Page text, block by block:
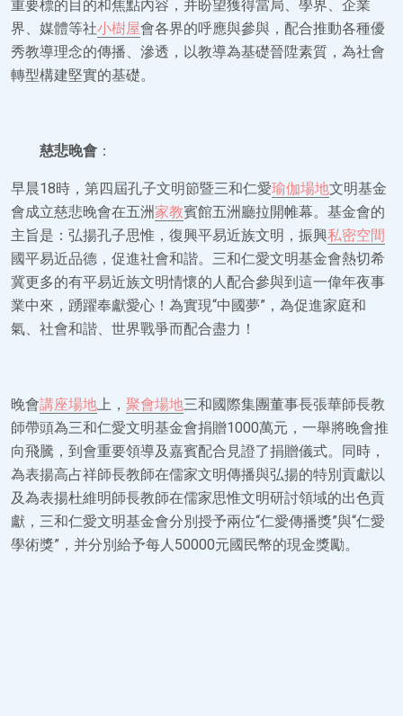
重要標的目的和焦點內容，并盼望獲得當局、學界、企業
界、媒體等社小樹屋會各界的呼應與參與，配合推動各種優
秀教導理念的傳播、滲透，以教導為基礎晉陞素質，為社會
轉型構建堅實的基礎。
慈悲晚會 ：
早晨18時，第四屆孔子文明節暨三和仁愛瑜伽場地文明基金
會成立慈悲晚會在五洲 家教賓館五洲廳拉開帷幕。基金會的
主旨是：弘揚孔子思惟，復興平易近族文明，振興私密空間
國平易近品德，促進社會和諧。三和仁愛文明基金會熱切希
冀更多的有平易近族文明情懷的人配合參與到這一偉年夜事
業中來，踴躍奉獻愛心！為實現“中國夢”，為促進家庭和
氣、社會和諧、世界戰爭而配合盡力！
晚會講座場地上， 聚會場地三和國際集團董事長張華師長教
師帶頭為三和仁愛文明基金會捐贈1000萬元，一舉將晚會推
向飛騰，到會重要領導及嘉賓配合見證了捐贈儀式。同時，
為表揚高占祥師長教師在儒家文明傳播與弘揚的特別貢獻以
及為表揚杜維明師長教師在儒家思惟文明研討領域的出色貢
獻，三和仁愛文明基金會分別授予兩位“仁愛傳播獎”與“仁愛
學術獎”，并分別給予每人50000元國民幣的現金獎勵。